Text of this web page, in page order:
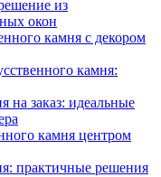
из
окон
камня с декором
камня:
на заказ: идеальные
камня центром
практичные решения